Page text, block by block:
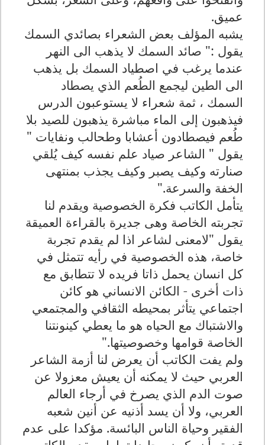
عميق.
يشبه المؤلف بعض الشعراء بصائدي السمك
يقول :" صائد السمك لا يذهب الى النهر
عندما يرغب في اصطياد السمك بل يذهب
الى الطين ليجمع الطُعم الذي يصطاد
السمك ، ثمة شعراء لا يستوعبون الدرس
فيذهبون إلى الماء مباشرة يذهبون للصيد بلا
طُعم فيصطادون أعشابا وطحالب ونفايات "
يقول " الشاعر صياد علم نفسه كيف يُلقي
صنارته وكيف يصبر وكيف يجذب بمنتهى
الخفة والسرعة."
يتأمل الكاتب فكرة الخصوصية ويقدم لنا
تجربته الخاصة وهى جديرة بالقراءة العميقة
يقول "لامعنى لشاعر اذا لم يقدم تجربة
خاصة، هذه الخصوصية في رأيه تتمثل في
كل انسان يحمل ذاتا فريده لا تتطابق مع
ذات أخرى - الكائن الانساني هو كائن
اجتماعي يتأثر بمحيطه الثقافي والمجتمعي
والاشتباك مع الحياه هو ما يعطي كينونتنا
الخاصة قوامها وخصوصيتها."
ولم يفت الكاتب أن يعرض لنا أزمة الشاعر
العربي حيث لا يمكنه أن يعيش معزولا عن
صوت الدم الذي يصرخ في أرجاء العالم
العربي، ولا أن يسد أذنيه عن أنين شعبه
الفقير وحياة الناس البائسة. مؤكدا على عدم